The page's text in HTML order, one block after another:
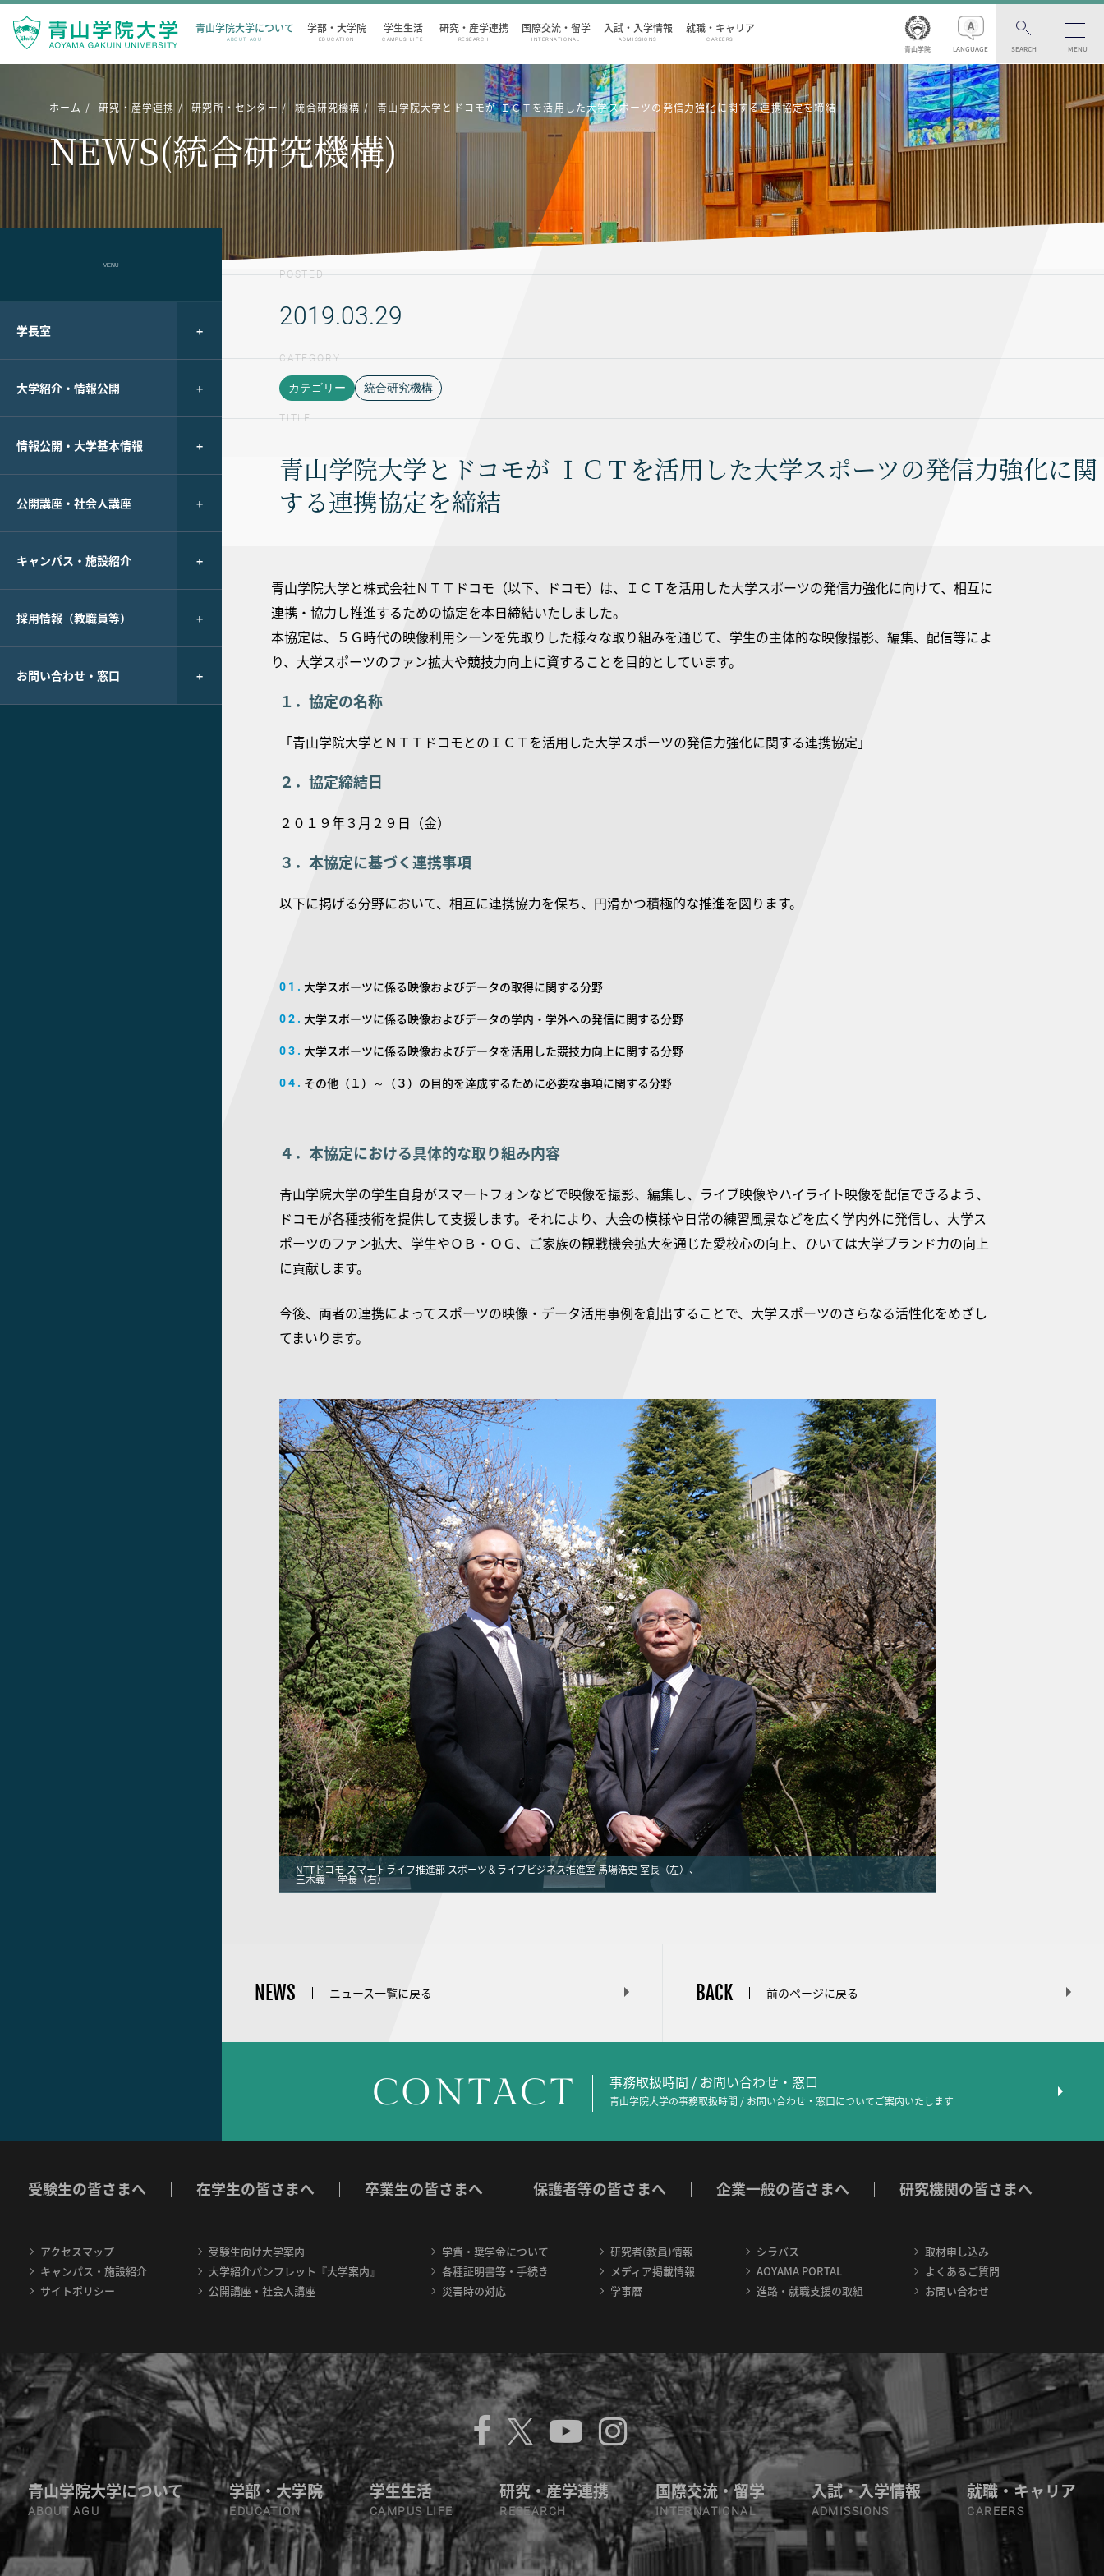
青山学院大学について
ABOUT AGU
学部・大学院
EDUCATION
学生生活
CAMPUS LIFE
研究・産学連携
RESEARCH
国際交流・留学
INTERNATIONAL
入試・入学情報
ADMISSIONS
就職・キャリア
CAREERS
青山学院 LANGUAGE SEARCH MENU
ホーム 研究・産学連携 研究所・センター 統合研究機構 青山学院大学とドコモが ＩＣＴを活用した大学スポーツの発信力強化に関する連携協定を締結
NEWS(統合研究機構)
- MENU -
学長室
大学紹介・情報公開
情報公開・大学基本情報
公開講座・社会人講座
キャンパス・施設紹介
採用情報（教職員等）
お問い合わせ・窓口
POSTED
2019.03.29
CATEGORY
カテゴリー 統合研究機構
TITLE
青山学院大学とドコモが ＩＣＴを活用した大学スポーツの発信力強化に関
する連携協定を締結
青山学院大学と株式会社ＮＴＴドコモ（以下、ドコモ）は、ＩＣＴを活用した大学スポーツの発信力強化に向けて、相互に
連携・協力し推進するための協定を本日締結いたしました。
本協定は、５Ｇ時代の映像利用シーンを先取りした様々な取り組みを通じて、学生の主体的な映像撮影、編集、配信等によ
り、大学スポーツのファン拡大や競技力向上に資することを目的としています。
１．協定の名称
「青山学院大学とＮＴＴドコモとのＩＣＴを活用した大学スポーツの発信力強化に関する連携協定」
２．協定締結日
２０１９年３月２９日（金）
３．本協定に基づく連携事項
以下に掲げる分野において、相互に連携協力を保ち、円滑かつ積極的な推進を図ります。
01. 大学スポーツに係る映像およびデータの取得に関する分野
02. 大学スポーツに係る映像およびデータの学内・学外への発信に関する分野
03. 大学スポーツに係る映像およびデータを活用した競技力向上に関する分野
04. その他（１）～（３）の目的を達成するために必要な事項に関する分野
４．本協定における具体的な取り組み内容
青山学院大学の学生自身がスマートフォンなどで映像を撮影、編集し、ライブ映像やハイライト映像を配信できるよう、
ドコモが各種技術を提供して支援します。それにより、大会の模様や日常の練習風景などを広く学内外に発信し、大学ス
ポーツのファン拡大、学生やＯＢ・ＯＧ、ご家族の観戦機会拡大を通じた愛校心の向上、ひいては大学ブランド力の向上
に貢献します。
今後、両者の連携によってスポーツの映像・データ活用事例を創出することで、大学スポーツのさらなる活性化をめざし
てまいります。
NTTドコモ スマートライフ推進部 スポーツ＆ライブビジネス推進室 馬場浩史 室長（左）、
三木義一 学長（右）
NEWS ニュース一覧に戻る BACK 前のページに戻る
CONTACT 事務取扱時間 / お問い合わせ・窓口
青山学院大学の事務取扱時間 / お問い合わせ・窓口についてご案内いたします
受験生の皆さまへ 在学生の皆さまへ 卒業生の皆さまへ 保護者等の皆さまへ 企業一般の皆さまへ 研究機関の皆さまへ
アクセスマップ
キャンパス・施設紹介
サイトポリシー
受験生向け大学案内
大学紹介パンフレット『大学案内』
公開講座・社会人講座
学費・奨学金について
各種証明書等・手続き
災害時の対応
研究者(教員)情報
メディア掲載情報
学事暦
シラバス
AOYAMA PORTAL
進路・就職支援の取組
取材申し込み
よくあるご質問
お問い合わせ
青山学院大学について
ABOUT AGU
学部・大学院
EDUCATION
学生生活
CAMPUS LIFE
研究・産学連携
RESEARCH
国際交流・留学
INTERNATIONAL
入試・入学情報
ADMISSIONS
就職・キャリア
CAREERS